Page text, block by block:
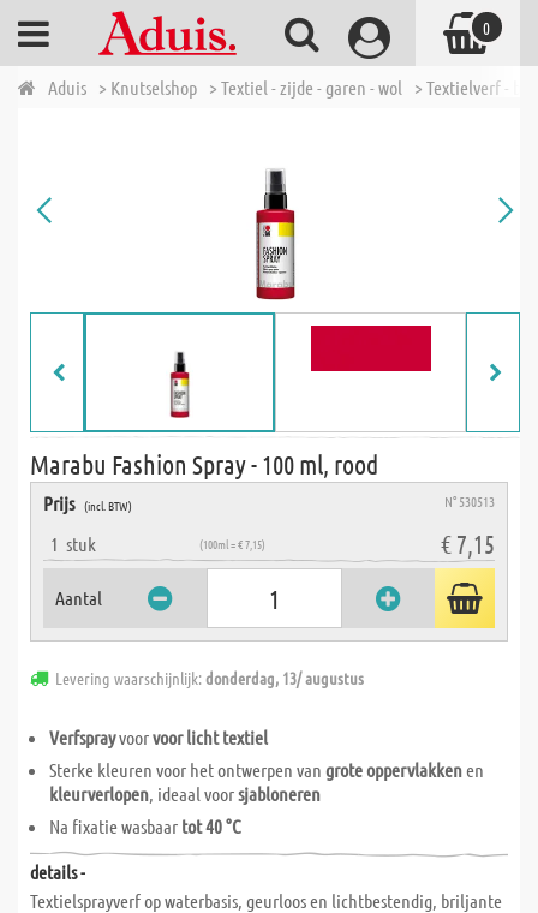
Aduis > Knutselshop > Textiel - zijde - garen - wol > Textielverf -
Marabu Fashion Spray - 100 ml, rood
Prijs (incl. BTW) N° 530513
1 stuk (100ml = € 7,15) € 7,15
Aantal
Levering waarschijnlijk:donderdag, 13/ augustus
Verfsprayvoorvoor licht textiel
Sterke kleuren voor het ontwerpen van grote oppervlakkenen
kleurverlopen, ideaal voorsjabloneren
Na fixatie wasbaar tot 40 °C
details -
Textielsprayverf op waterbasis, geurloos en lichtbestendig, briljante
0